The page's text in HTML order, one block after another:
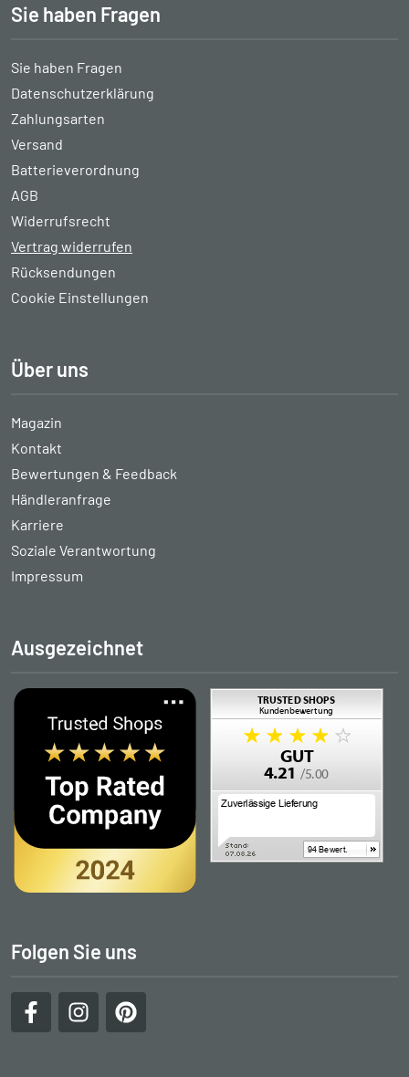
Sie haben Fragen
Sie haben Fragen
Datenschutzerklärung
Zahlungsarten
Versand
Batterieverordnung
AGB
Widerrufsrecht
Vertrag widerrufen
Rücksendungen
Cookie Einstellungen
Über uns
Magazin
Kontakt
Bewertungen & Feedback
Händleranfrage
Karriere
Soziale Verantwortung
Impressum
Ausgezeichnet
Folgen Sie uns